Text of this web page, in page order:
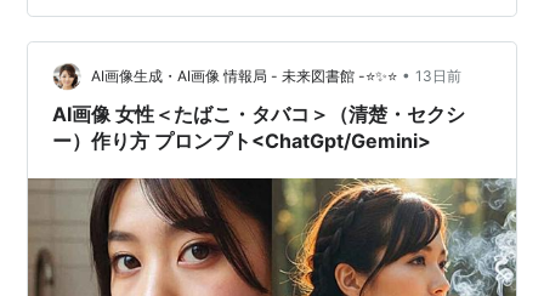
風画像を生成するための作り方と、そのまま使えるプロ
ンプトを詳しく解説します。 孤独と哀愁を纏う女性のAI
画像制作のポイント 物語の一コマを切り取ったような
エ…
AI画像生成・AI画像 情報局 - 未来図書館 -⭐✨⭐ • 13日前
AI画像 女性＜たばこ・タバコ＞（清楚・セクシ
ー）作り方 プロンプト<ChatGpt/Gemini>